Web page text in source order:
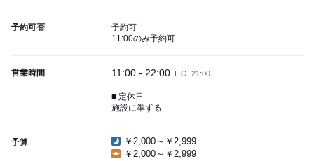
予約可否
予約可
11:00のみ予約可
営業時間 11:00 - 22:00 L.O. 21:00
■ 定休日
施設に準ずる
予算
￥2,000～￥2,999
￥2,000～￥2,999